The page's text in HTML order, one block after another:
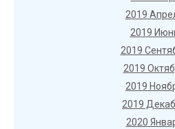
2019
2019
2019
2019
2019
2019
2020